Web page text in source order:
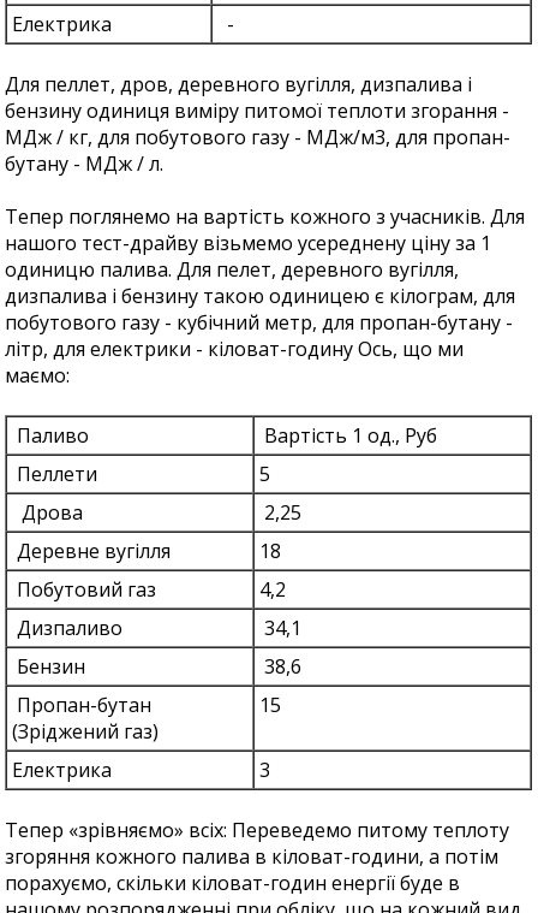
Електрика
-
Для пеллет, дров, деревного вугілля, дизпалива і
бензину одиниця виміру питомої теплоти згорання -
МДж / кг, для побутового газу - МДж/м3, для пропан-
бутану - МДж / л.
Тепер поглянемо на вартість кожного з учасників. Для
нашого тест-драйву візьмемо усереднену ціну за 1
одиницю палива. Для пелет, деревного вугілля,
дизпалива і бензину такою одиницею є кілограм, для
побутового газу - кубічний метр, для пропан-бутану -
літр, для електрики - кіловат-годину Ось, що ми
маємо:
Паливо
Вартість 1 од., Руб
Пеллети
5
Дрова
2,25
Деревне вугілля
18
Побутовий газ
4,2
Дизпаливо
34,1
Бензин
38,6
Пропан-бутан
(Зріджений газ)
15
Електрика 3
Тепер «зрівняємо» всіх: Переведемо питому теплоту
згоряння кожного палива в кіловат-години, а потім
порахуємо, скільки кіловат-годин енергії буде в